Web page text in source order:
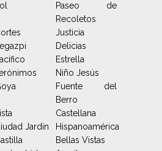
Paseo de
Recoletos
Justicia
Delicias
Estrella
Niño Jesús
Fuente del
Berro
Castellana
Jardín
Hispanoamérica
Bellas Vistas